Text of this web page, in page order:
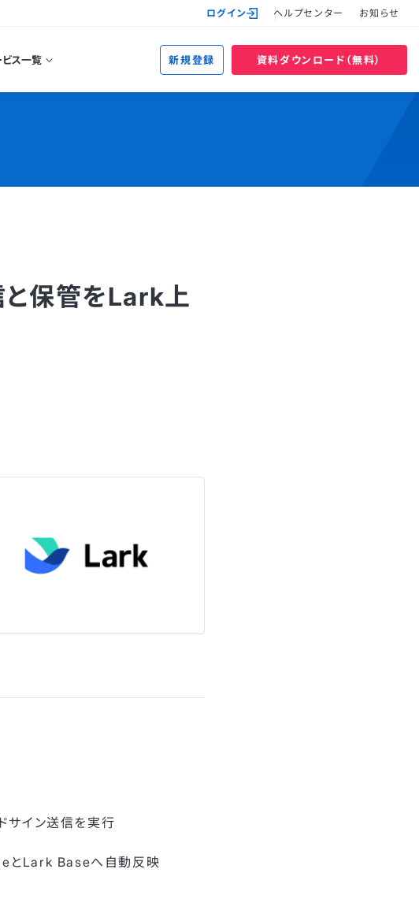
ログイン ヘルプセンター お知らせ
ビス一覧 新規登録 資料ダウンロード（無料）
と保管をLark上
サイン送信を実行
とLark Baseへ自動反映